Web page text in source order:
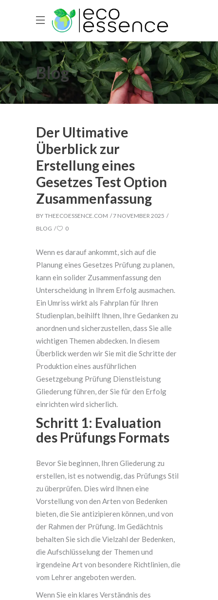
Blog
Der Ultimative
Überblick zur
Erstellung eines
Gesetzes Test Option
Zusammenfassung
BY THEECOESSENCE.COM
7 NOVEMBER 2025
BLOG
0
Wenn es darauf ankommt, sich auf die
Planung eines Gesetzes Prüfung zu planen,
kann ein solider Zusammenfassung den
Unterscheidung in Ihrem Erfolg ausmachen.
Ein Umriss wirkt als Fahrplan für Ihren
Studienplan, beihilft Ihnen, Ihre Gedanken zu
anordnen und sicherzustellen, dass Sie alle
wichtigen Themen abdecken. In diesem
Überblick werden wir Sie mit die Schritte der
Produktion eines ausführlichen
Gesetzgebung Prüfung Dienstleistung
Gliederung führen, der Sie für den Erfolg
einrichten wird sicherlich.
Schritt 1: Evaluation
des Prüfungs Formats
Bevor Sie beginnen, Ihren Gliederung zu
erstellen, ist es notwendig, das Prüfungs Stil
zu überprüfen. Dies wird Ihnen eine
Vorstellung von den Arten von Bedenken
bieten, die Sie antizipieren können, und von
der Rahmen der Prüfung. Im Gedächtnis
behalten Sie sich die Vielzahl der Bedenken,
die Aufschlüsselung der Themen und
irgendeine Art von besondere Richtlinien, die
vom Lehrer angeboten werden.
Wenn Sie ein klares Verständnis des